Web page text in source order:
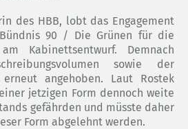
des HBB, lobt das Engagement
90 / Die Grünen für die
Kabinettsentwurf. Demnach
sowie der
erneut angehoben. Laut Rostek
jetzigen Form dennoch weite
gefährden und müsste daher
Form abgelehnt werden.